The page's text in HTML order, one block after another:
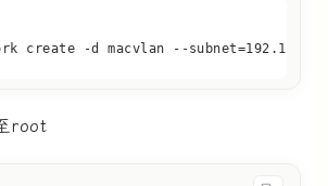
create -d macvlan --
root